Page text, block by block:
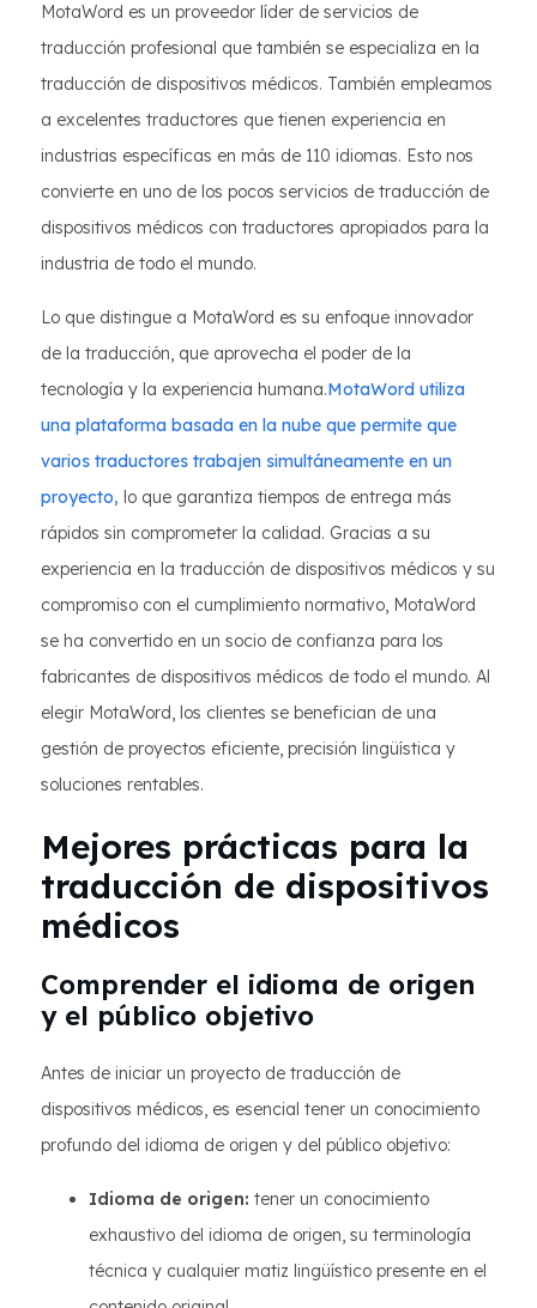
MotaWord es un proveedor líder de servicios de
traducción profesional que también se especializa en la
traducción de dispositivos médicos. También empleamos
a excelentes traductores que tienen experiencia en
industrias específicas en más de 110 idiomas. Esto nos
convierte en uno de los pocos servicios de traducción de
dispositivos médicos con traductores apropiados para la
industria de todo el mundo.
Lo que distingue a MotaWord es su enfoque innovador
de la traducción, que aprovecha el poder de la
tecnología y la experiencia humana.MotaWord utiliza
una plataforma basada en la nube que permite que
varios traductores trabajen simultáneamente en un
proyecto, lo que garantiza tiempos de entrega más
rápidos sin comprometer la calidad. Gracias a su
experiencia en la traducción de dispositivos médicos y su
compromiso con el cumplimiento normativo, MotaWord
se ha convertido en un socio de confianza para los
fabricantes de dispositivos médicos de todo el mundo. Al
elegir MotaWord, los clientes se benefician de una
gestión de proyectos eficiente, precisión lingüística y
soluciones rentables.
Mejores prácticas para la
traducción de dispositivos
médicos
Comprender el idioma de origen
y el público objetivo
Antes de iniciar un proyecto de traducción de
dispositivos médicos, es esencial tener un conocimiento
profundo del idioma de origen y del público objetivo:
Idioma de origen: tener un conocimiento
exhaustivo del idioma de origen, su terminología
técnica y cualquier matiz lingüístico presente en el